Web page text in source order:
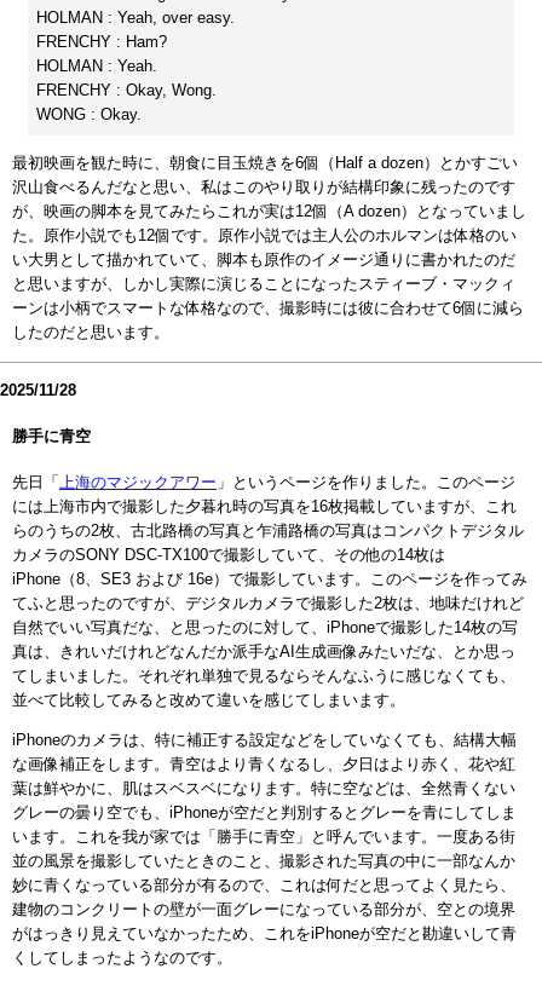
HOLMAN : Yeah, over easy.
FRENCHY : Ham?
HOLMAN : Yeah.
FRENCHY : Okay, Wong.
WONG : Okay.
最初映画を観た時に、朝食に目玉焼きを6個（Half a dozen）とかすごい
沢山食べるんだなと思い、私はこのやり取りが結構印象に残ったのです
が、映画の脚本を見てみたらこれが実は12個（A dozen）となっていまし
た。原作小説でも12個です。原作小説では主人公のホルマンは体格のい
い大男として描かれていて、脚本も原作のイメージ通りに書かれたのだ
と思いますが、しかし実際に演じることになったスティーブ・マックィ
ーンは小柄でスマートな体格なので、撮影時には彼に合わせて6個に減ら
したのだと思います。
2025/11/28
勝手に青空
先日「 上海のマジックアワー 」というページを作りました。このページ
には上海市内で撮影した夕暮れ時の写真を16枚掲載していますが、これ
らのうちの2枚、古北路橋の写真と乍浦路橋の写真はコンパクトデジタル
カメラのSONY DSC-TX100で撮影していて、その他の14枚は
iPhone（8、SE3 および 16e）で撮影しています。このページを作ってみ
てふと思ったのですが、デジタルカメラで撮影した2枚は、地味だけれど
自然でいい写真だな、と思ったのに対して、iPhoneで撮影した14枚の写
真は、きれいだけれどなんだか派手なAI生成画像みたいだな、とか思っ
てしまいました。それぞれ単独で見るならそんなふうに感じなくても、
並べて比較してみると改めて違いを感じてしまいます。
iPhoneのカメラは、特に補正する設定などをしていなくても、結構大幅
な画像補正をします。青空はより青くなるし、夕日はより赤く、花や紅
葉は鮮やかに、肌はスベスベになります。特に空などは、全然青くない
グレーの曇り空でも、iPhoneが空だと判別するとグレーを青にしてしま
います。これを我が家では「勝手に青空」と呼んでいます。一度ある街
並の風景を撮影していたときのこと、撮影された写真の中に一部なんか
妙に青くなっている部分が有るので、これは何だと思ってよく見たら、
建物のコンクリートの壁が一面グレーになっている部分が、空との境界
がはっきり見えていなかったため、これをiPhoneが空だと勘違いして青
くしてしまったようなのです。